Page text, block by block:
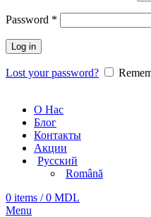
Password *
Log in
Lost your password?
О Нас
Блог
Контакты
Акции
Русский
Română
0 items / 0 MDL
Menu